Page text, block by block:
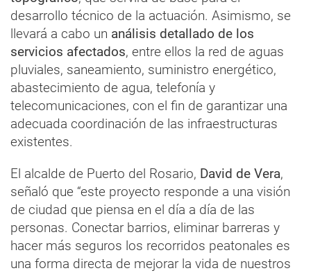
desarrollo técnico de la actuación. Asimismo, se
llevará a cabo un análisis detallado de los
servicios afectados, entre ellos la red de aguas
pluviales, saneamiento, suministro energético,
abastecimiento de agua, telefonía y
telecomunicaciones, con el fin de garantizar una
adecuada coordinación de las infraestructuras
existentes.
El alcalde de Puerto del Rosario, David de Vera,
señaló que “este proyecto responde a una visión
de ciudad que piensa en el día a día de las
personas. Conectar barrios, eliminar barreras y
hacer más seguros los recorridos peatonales es
una forma directa de mejorar la vida de nuestros